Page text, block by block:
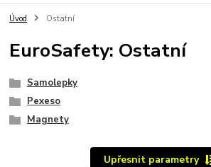
Úvod Ostatní
EuroSafety: Ostatní
Samolepky
Pexeso
Magnety
Upřesnit parametry